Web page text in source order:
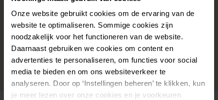
Onze website gebruikt cookies om de ervaring van de
website te optimaliseren. Sommige cookies zijn
noodzakelijk voor het functioneren van de website.
Daarnaast gebruiken we cookies om content en
advertenties te personaliseren, om functies voor social
media te bieden en om ons websiteverkeer te
analyseren. Door op ‘Instellingen beheren’ te klikken, kun
je meer lezen over onze cookies en je voorkeuren
mit passenden Accessoires komplett. In unserem
großen Accessoire-Shop mit Accessoires für Braut
und Bräutigam findest du die perfekte Ergänzung zu
deinem Kleid oder Hochzeitsanzug.
Zu den Accessoires